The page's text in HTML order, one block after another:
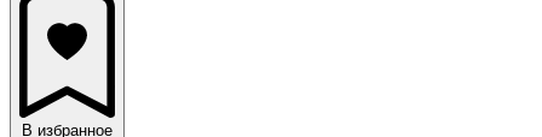
В избранное